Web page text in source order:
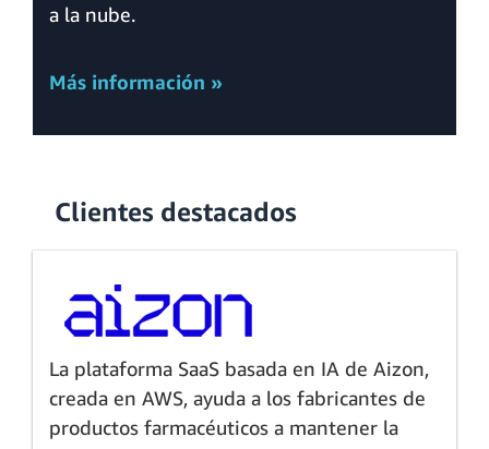
a la nube.
Más información »
Clientes destacados
La plataforma SaaS basada en IA de Aizon,
creada en AWS, ayuda a los fabricantes de
productos farmacéuticos a mantener la